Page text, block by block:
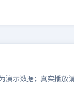
示数据；真实播放